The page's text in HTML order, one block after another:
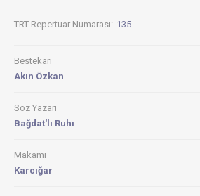
TRT Repertuar Numarası: 135
Bestekarı
Akın Özkan
Söz Yazarı
Bağdat'lı Ruhı
Makamı
Karcığar